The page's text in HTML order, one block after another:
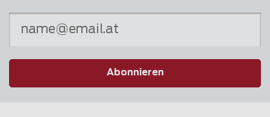
Abonnieren